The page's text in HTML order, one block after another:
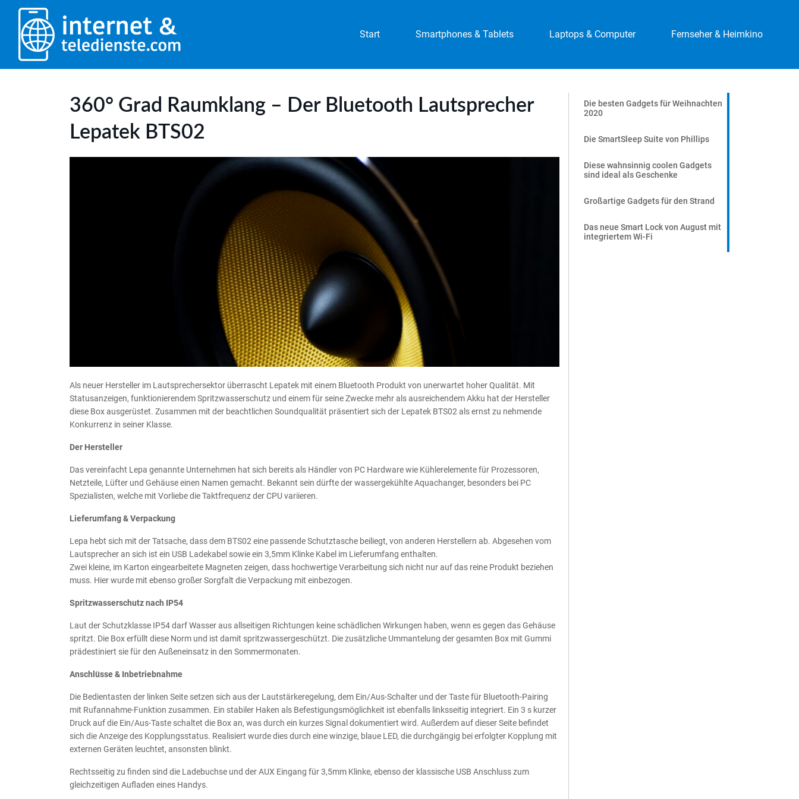
Start Smartphones & Tablets Laptops & Computer Fernseher & Heimkino
360° Grad Raumklang – Der Bluetooth Lautsprecher
Lepatek BTS02
Als neuer Hersteller im Lautsprechersektor überrascht Lepatek mit einem Bluetooth Produkt von unerwartet hoher Qualität. Mit
Statusanzeigen, funktionierendem Spritzwasserschutz und einem für seine Zwecke mehr als ausreichendem Akku hat der Hersteller
diese Box ausgerüstet. Zusammen mit der beachtlichen Soundqualität präsentiert sich der Lepatek BTS02 als ernst zu nehmende
Konkurrenz in seiner Klasse.
Der Hersteller
Das vereinfacht Lepa genannte Unternehmen hat sich bereits als Händler von PC Hardware wie Kühlerelemente für Prozessoren,
Netzteile, Lüfter und Gehäuse einen Namen gemacht. Bekannt sein dürfte der wassergekühlte Aquachanger, besonders bei PC
Spezialisten, welche mit Vorliebe die Taktfrequenz der CPU variieren.
Lieferumfang & Verpackung
Lepa hebt sich mit der Tatsache, dass dem BTS02 eine passende Schutztasche beiliegt, von anderen Herstellern ab. Abgesehen vom
Lautsprecher an sich ist ein USB Ladekabel sowie ein 3,5mm Klinke Kabel im Lieferumfang enthalten.
Zwei kleine, im Karton eingearbeitete Magneten zeigen, dass hochwertige Verarbeitung sich nicht nur auf das reine Produkt beziehen
muss. Hier wurde mit ebenso großer Sorgfalt die Verpackung mit einbezogen.
Spritzwasserschutz nach IP54
Laut der Schutzklasse IP54 darf Wasser aus allseitigen Richtungen keine schädlichen Wirkungen haben, wenn es gegen das Gehäuse
spritzt. Die Box erfüllt diese Norm und ist damit spritzwassergeschützt. Die zusätzliche Ummantelung der gesamten Box mit Gummi
prädestiniert sie für den Außeneinsatz in den Sommermonaten.
Anschlüsse & Inbetriebnahme
Die Bedientasten der linken Seite setzen sich aus der Lautstärkeregelung, dem Ein/Aus-Schalter und der Taste für Bluetooth-Pairing
mit Rufannahme-Funktion zusammen. Ein stabiler Haken als Befestigungsmöglichkeit ist ebenfalls linksseitig integriert. Ein 3 s kurzer
Druck auf die Ein/Aus-Taste schaltet die Box an, was durch ein kurzes Signal dokumentiert wird. Außerdem auf dieser Seite befindet
sich die Anzeige des Kopplungsstatus. Realisiert wurde dies durch eine winzige, blaue LED, die durchgängig bei erfolgter Kopplung mit
externen Geräten leuchtet, ansonsten blinkt.
Rechtsseitig zu finden sind die Ladebuchse und der AUX Eingang für 3,5mm Klinke, ebenso der klassische USB Anschluss zum
gleichzeitigen Aufladen eines Handys.
Die besten Gadgets für Weihnachten
2020
Die SmartSleep Suite von Phillips
Diese wahnsinnig coolen Gadgets
sind ideal als Geschenke
Großartige Gadgets für den Strand
Das neue Smart Lock von August mit
integriertem Wi-Fi